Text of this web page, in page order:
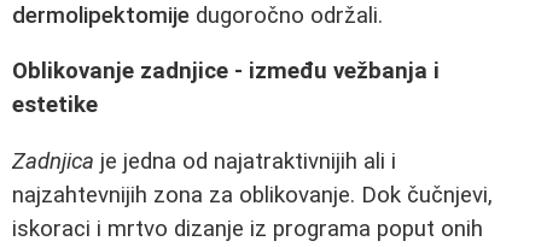
dermolipektomije dugoročno održali.
Oblikovanje zadnjice - između vežbanja i
estetike
Zadnjica je jedna od najatraktivnijih ali i
najzahtevnijih zona za oblikovanje. Dok čučnjevi,
iskoraci i mrtvo dizanje iz programa poput onih